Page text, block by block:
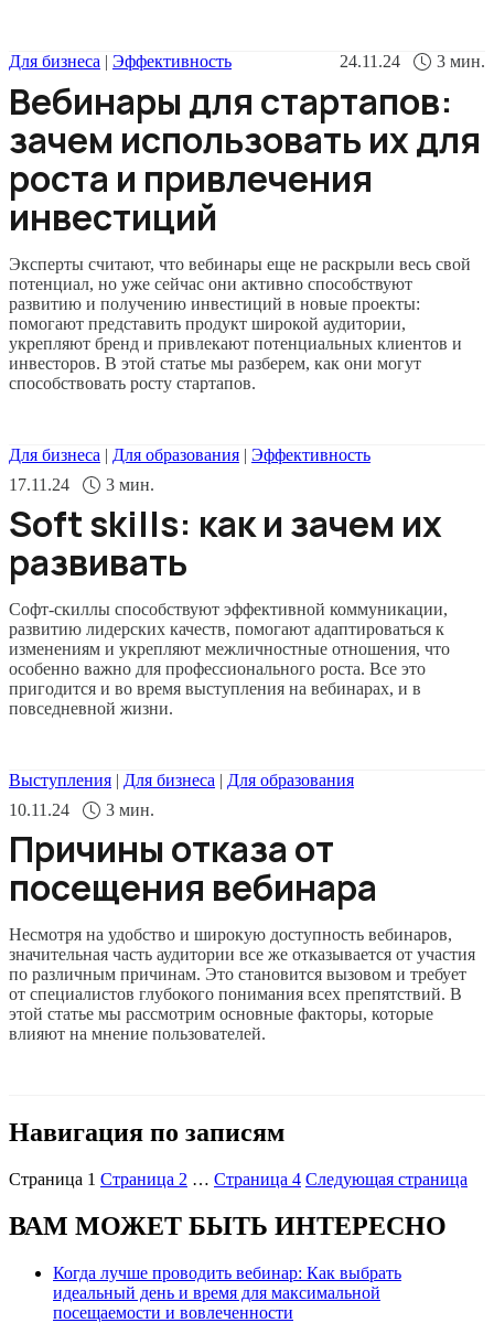
Для бизнеса | Эффективность 24.11.24 3 мин.
Вебинары для стартапов:
зачем использовать их для
роста и привлечения
инвестиций
Эксперты считают, что вебинары еще не раскрыли весь свой
потенциал, но уже сейчас они активно способствуют
развитию и получению инвестиций в новые проекты:
помогают представить продукт широкой аудитории,
укрепляют бренд и привлекают потенциальных клиентов и
инвесторов. В этой статье мы разберем, как они могут
способствовать росту стартапов.
Для бизнеса | Для образования | Эффективность
17.11.24
3 мин.
Soft skills: как и зачем их
развивать
Софт-скиллы способствуют эффективной коммуникации,
развитию лидерских качеств, помогают адаптироваться к
изменениям и укрепляют межличностные отношения, что
особенно важно для профессионального роста. Все это
пригодится и во время выступления на вебинарах, и в
повседневной жизни.
Выступления | Для бизнеса | Для образования
10.11.24
3 мин.
Причины отказа от
посещения вебинара
Несмотря на удобство и широкую доступность вебинаров,
значительная часть аудитории все же отказывается от участия
по различным причинам. Это становится вызовом и требует
от специалистов глубокого понимания всех препятствий. В
этой статье мы рассмотрим основные факторы, которые
влияют на мнение пользователей.
Навигация по записям
Страница 1 Страница 2 … Страница 4 Следующая страница
ВАМ МОЖЕТ БЫТЬ ИНТЕРЕСНО
Когда лучше проводить вебинар: Как выбрать
идеальный день и время для максимальной
посещаемости и вовлеченности